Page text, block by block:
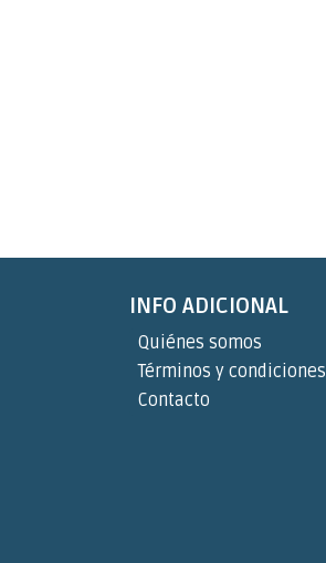
INFO ADICIONAL
Quiénes somos
Términos y condiciones
Contacto